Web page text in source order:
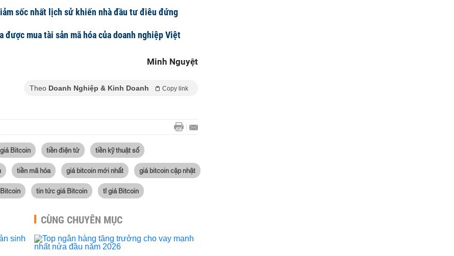
sốc nhất lịch sử khiến nhà đầu tư điêu đứng
được mua tài sản mã hóa của doanh nghiệp Việt
Minh Nguyệt
Theo Doanh Nghiệp & Kinh Doanh Copy link
giá Bitcoin tiền điện tử tiền kỹ thuật số
tiền mã hóa giá bitcoin mới nhất giá bitcoin cập nhật
tin tức giá Bitcoin tỉ giá Bitcoin
CÙNG CHUYÊN MỤC